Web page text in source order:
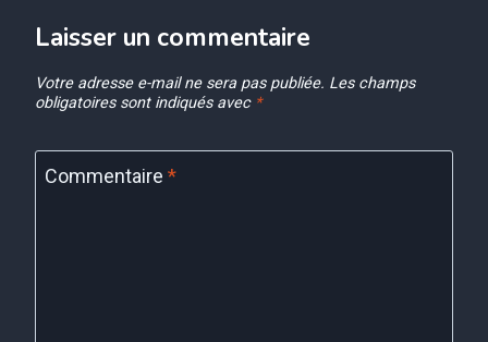
Laisser un commentaire
Votre adresse e-mail ne sera pas publiée. Les champs
obligatoires sont indiqués avec *
Commentaire *